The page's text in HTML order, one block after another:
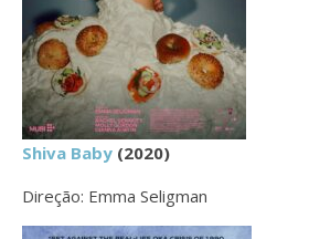
Shiva Baby (2020)
Direção: Emma Seligman